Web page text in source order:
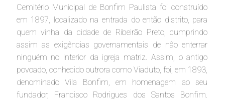
Cemitério Municipal de Bonfim Paulista foi construído
em 1897, localizado na entrada do então distrito, para
quem vinha da cidade de Ribeirão Preto, cumprindo
assim as exigências governamentais de não enterrar
ninguém no interior da igreja matriz. Assim, o antigo
povoado, conhecido outrora como Viaduto, foi, em 1893,
denominado Vila Bonfim, em homenagem ao seu
fundador, Francisco Rodrigues dos Santos Bonfim.